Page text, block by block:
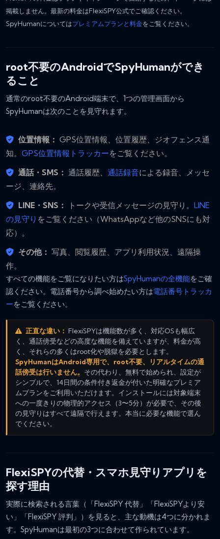
掲載しません。最新の料金はFlexiSPY公式でご確認ください。
SpyHumanについてはプレミアムプランと料金をご覧ください。
root不要のAndroidでSpyHumanができ
ること
通常のroot不要のAndroid端末で、1つの管理画面から
SpyHumanは次のことを見守れます。
位置情報： GPS位置情報、位置履歴、ジオフェンス通
知。 GPS位置情報トラッカーをご覧ください。
通話・SMS： 通話履歴、 通話録音による録音、メッセ
ージ、連絡先。
LINE・SNS：
トークや受信メッセージの見守り。 LINE
の見守り をご覧ください（WhatsAppなど他のSNSにも対
応）。
その他： 写真、閲覧履歴、アプリ利用状況、遠隔操
作。
すべての機能をご覧になりたい方はSpyHumanの全機能をご確
認ください。電話番号から調べ始めたい方は電話番号トラッカ
ーをご覧ください。
正直な違い： FlexiSPYは機能数が多く、対応OSも幅広
く、通話傍受などの高度な機能を備えていますが、料金が高
く、それらの多くはroot化や脱獄を必要とします。
SpyHumanはAndroid専用で、root不要、リアルタイムの通
話傍受は行いません。 その代わり、無料で始められ、設定が
シンプルで、14日間の条件付き返金が付いた明確なプレミア
ムプランをご利用いただけます。インストールには対象端末
への一度きりの物理的アクセス（3〜5分）が必要で、その後
の見守りはすべて遠隔で行えます。本当に必要な機能で選ん
でください。
FlexiSPYの代替・スマホ見守りアプリを
探す理由
実際に検索される言葉（「FlexiSPY 代替」「FlexiSPYより安
い」「FlexiSPY 評判」）を見ると、主な動機は4つに分かれま
す。SpyHumanは最初の3つに合わせて作られています。